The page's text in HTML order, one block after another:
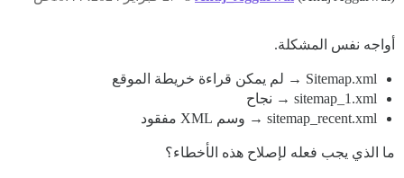
أواجه نفس المشكلة.
Sitemap.xml → لم يمكن قراءة خريطة الموقع
sitemap_1.xml → نجاح
sitemap_recent.xml → وسم XML مفقود
ما الذي يجب فعله لإصلاح هذه الأخطاء؟